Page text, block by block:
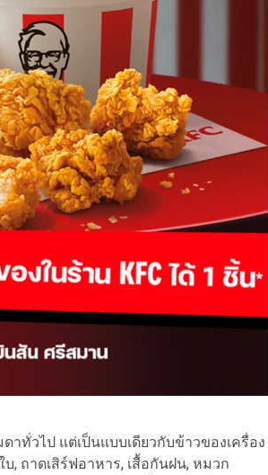
วไป แต่เป็นแบบเดียวกับข้าวของเครื่อง
, ถาดเสิร์ฟอาหาร, เสื้อกันฝน, หมวก